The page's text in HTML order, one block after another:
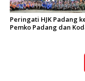
Peringati HJK Padang
Pemko Padang dan